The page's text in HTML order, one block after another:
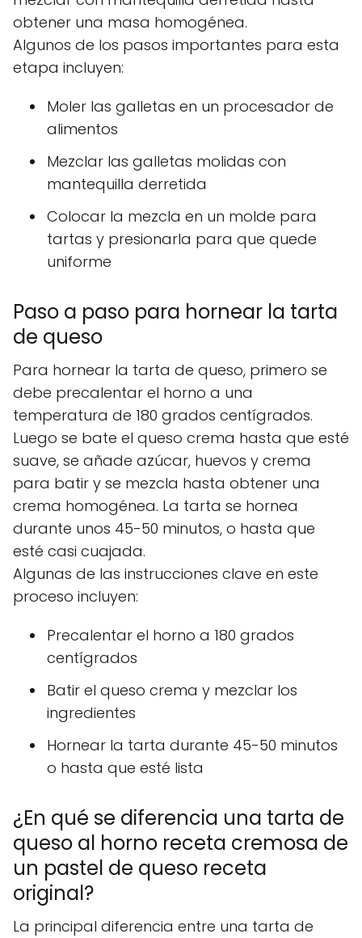
obtener una masa homogénea.
Algunos de los pasos importantes para esta
etapa incluyen:
Moler las galletas en un procesador de
alimentos
Mezclar las galletas molidas con
mantequilla derretida
Colocar la mezcla en un molde para
tartas y presionarla para que quede
uniforme
Paso a paso para hornear la tarta
de queso
Para hornear la tarta de queso, primero se
debe precalentar el horno a una
temperatura de 180 grados centígrados.
Luego se bate el queso crema hasta que esté
suave, se añade azúcar, huevos y crema
para batir y se mezcla hasta obtener una
crema homogénea. La tarta se hornea
durante unos 45-50 minutos, o hasta que
esté casi cuajada.
Algunas de las instrucciones clave en este
proceso incluyen:
Precalentar el horno a 180 grados
centígrados
Batir el queso crema y mezclar los
ingredientes
Hornear la tarta durante 45-50 minutos
o hasta que esté lista
¿En qué se diferencia una tarta de
queso al horno receta cremosa de
un pastel de queso receta
original?
La principal diferencia entre una tarta de